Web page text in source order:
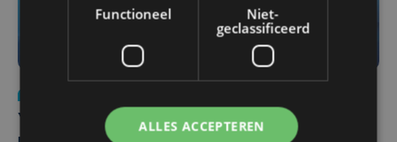
Yaro (19), slachtoffer van vechtpartij, is na
Functioneel
Niet-
geclassificeerd
ALLES ACCEPTEREN